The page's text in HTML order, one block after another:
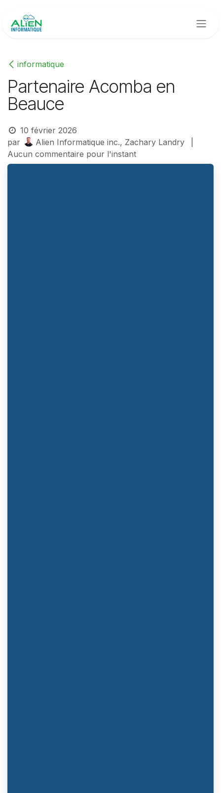
informatique
Partenaire Acomba en
Beauce
10 février 2026
par
Alien Informatique inc., Zachary Landry
Aucun commentaire pour l'instant